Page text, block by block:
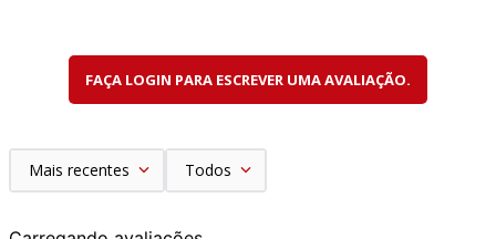
FAÇA LOGIN PARA ESCREVER UMA AVALIAÇÃO.
Mais recentes Todos